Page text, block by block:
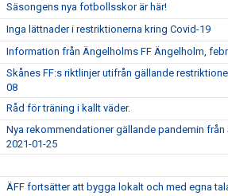
Säsongens nya fotbollsskor är här!
Inga lättnader i restriktionerna kring Covid-19
Information från Ängelholms FF Ängelholm,
Skånes FF:s riktlinjer utifrån gällande
08
Råd för träning i kallt väder.
Nya rekommendationer gällande pandemin från
2021-01-25
ÄFF fortsätter att bygga lokalt och med egna